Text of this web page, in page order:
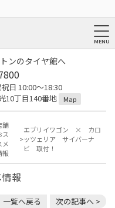
ンのタイヤ館へ
日 10:00～18:30
10丁目140番地
Map
舗
ス
メ
報
エブリイワゴン × カロ
ッツェリア サイバーナ
ビ 取付！
報
一覧へ戻る 次の記事へ >